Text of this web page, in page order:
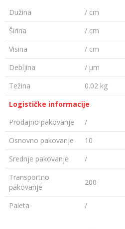
Dužina
/ cm
Širina
/ cm
Visina
/ cm
Debljina
/ µm
Težina
0.02 kg
Logističke informacije
Prodajno pakovanje
/
Osnovno pakovanje
10
Srednje pakovanje
/
Transportno
pakovanje
200
Paleta /